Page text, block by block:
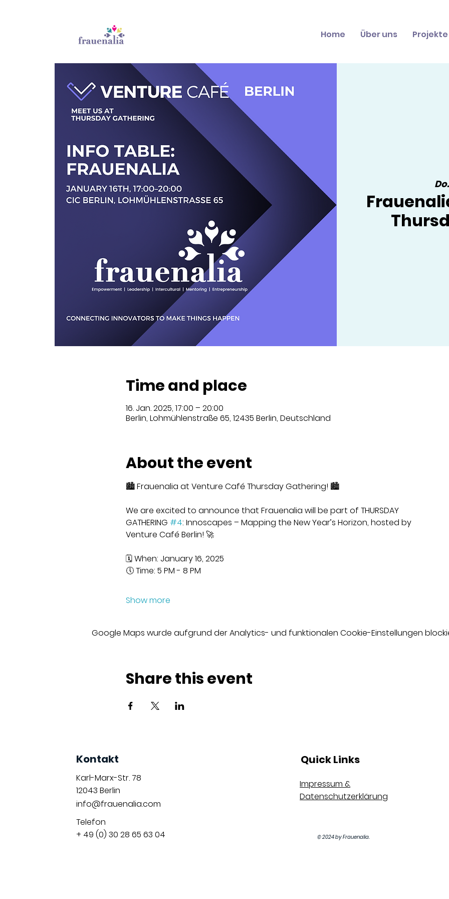
Home Über uns Projekte
Time and place
16. Jan. 2025, 17:00 – 20:00
Berlin, Lohmühlenstraße 65, 12435 Berlin, Deutschland
About the event
🏙️ Frauenalia at Venture Café Thursday Gathering! 🏙️
We are excited to announce that Frauenalia will be part of THURSDAY
GATHERING #4: Innoscapes – Mapping the New Year’s Horizon, hosted by
Venture Café Berlin! 🚀
🗓 When: January 16, 2025
🕔 Time: 5 PM - 8 PM
Show more
Google Maps wurde aufgrund der Analytics- und funktionalen Cookie-Einstellungen
Share this event
Kontakt
Karl-Marx-Str. 78
12043 Berlin
info@frauenalia.com
Telefon
+ 49 (0) 30 28 65 63 04
Quick Links
Impressum &
Datenschutzerklärung
© 2024 by Frauenalia.